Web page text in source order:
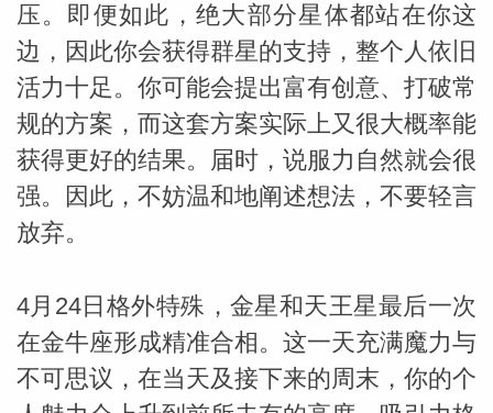
压。即便如此，绝大部分星体都站在你这
边，因此你会获得群星的支持，整个人依旧
活力十足。你可能会提出富有创意、打破常
规的方案，而这套方案实际上又很大概率能
获得更好的结果。届时，说服力自然就会很
强。因此，不妨温和地阐述想法，不要轻言
放弃。
4月24日格外特殊，金星和天王星最后一次
在金牛座形成精准合相。这一天充满魔力与
不可思议，在当天及接下来的周末，你的个